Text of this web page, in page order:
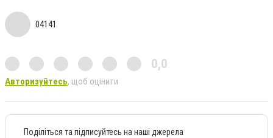
04141
0,0
Авторизуйтесь, щоб оцінити
Поділіться та підписуйтесь на наші джерела